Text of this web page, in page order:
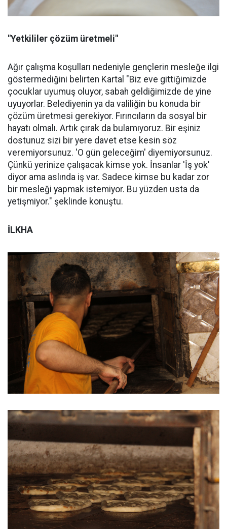
"Yetkililer çözüm üretmeli"
Ağır çalışma koşulları nedeniyle gençlerin mesleğe ilgi
göstermediğini belirten Kartal "Biz eve gittiğimizde
çocuklar uyumuş oluyor, sabah geldiğimizde de yine
uyuyorlar. Belediyenin ya da valiliğin bu konuda bir
çözüm üretmesi gerekiyor. Fırıncıların da sosyal bir
hayatı olmalı. Artık çırak da bulamıyoruz. Bir eşiniz
dostunuz sizi bir yere davet etse kesin söz
veremiyorsunuz. 'O gün geleceğim' diyemiyorsunuz.
Çünkü yerinize çalışacak kimse yok. İnsanlar 'İş yok'
diyor ama aslında iş var. Sadece kimse bu kadar zor
bir mesleği yapmak istemiyor. Bu yüzden usta da
yetişmiyor." şeklinde konuştu.
İLKHA